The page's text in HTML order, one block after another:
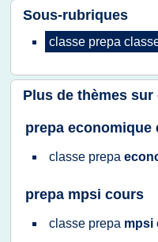
Sous-rubriques
classe prepa
Plus de thèmes sur
prepa economique
classe prepa
prepa mpsi cours
classe prepa mpsi